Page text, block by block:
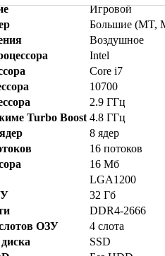
Игровой
Большие (MT,
Воздушное
Intel
Core i7
10700
2.9 ГГц
Turbo Boost 4.8 ГГц
8 ядер
16 потоков
16 Мб
LGA1200
32 Гб
DDR4-2666
ОЗУ
4 слота
SSD